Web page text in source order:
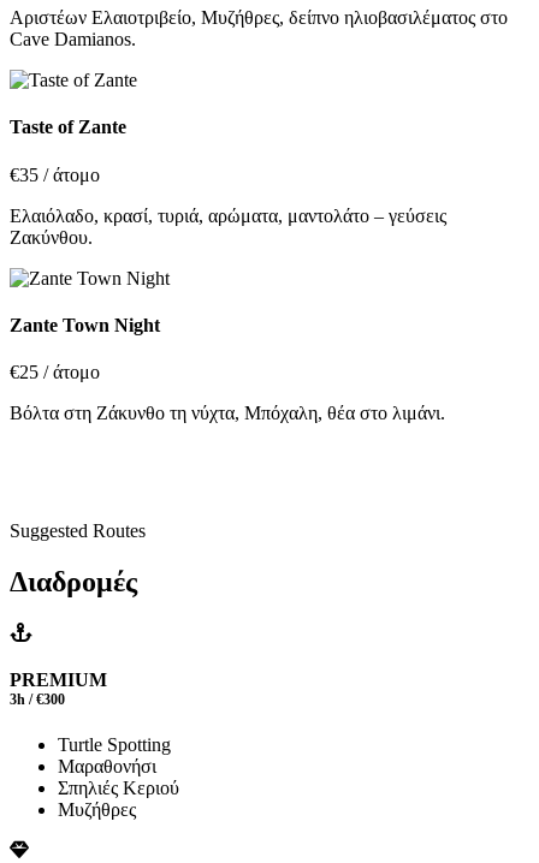
Αριστέων Ελαιοτριβείο, Μυζήθρες, δείπνο ηλιοβασιλέματος στο
Cave Damianos.
Taste of Zante
€35 / άτομο
Ελαιόλαδο, κρασί, τυριά, αρώματα, μαντολάτο – γεύσεις
Ζακύνθου.
Zante Town Night
€25 / άτομο
Βόλτα στη Ζάκυνθο τη νύχτα, Μπόχαλη, θέα στο λιμάνι.
Suggested Routes
Διαδρομές
PREMIUM
3h / €300
Turtle Spotting
Μαραθονήσι
Σπηλιές Κεριού
Μυζήθρες